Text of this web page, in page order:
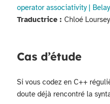
operator associativity |
Traductrice :Chloé
Cas d’étude
Si vous codez en C++
doute déjà rencontré la